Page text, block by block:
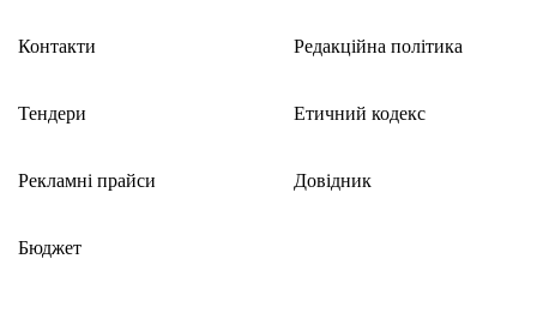
Контакти
Тендери
Рекламні прайси
Бюджет
Редакційна політика
Етичний кодекс
Довідник